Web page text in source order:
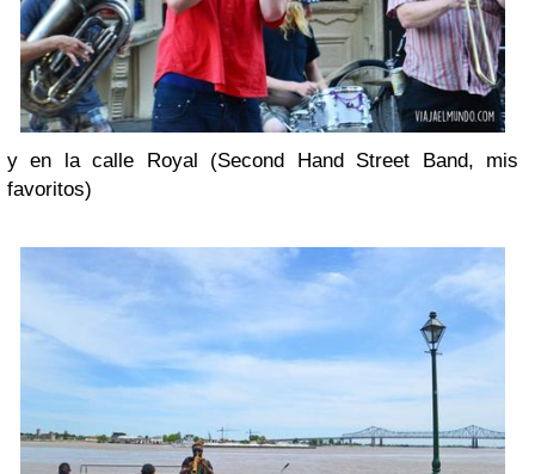
y en la calle Royal (Second Hand Street Band, mis
favoritos)